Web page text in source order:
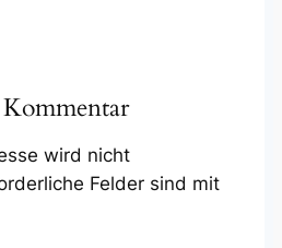
wird nicht
Felder sind mit